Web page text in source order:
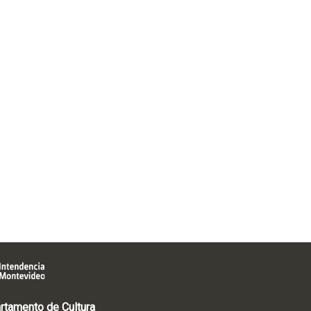
de Cultura